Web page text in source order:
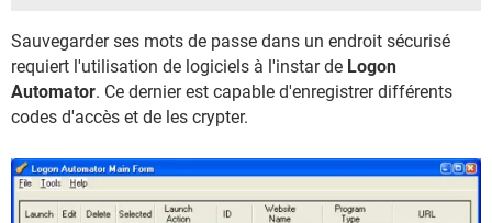
Sauvegarder ses mots de passe dans un endroit sécurisé
requiert l'utilisation de logiciels à l'instar de Logon
Automator. Ce dernier est capable d'enregistrer différents
codes d'accès et de les crypter.